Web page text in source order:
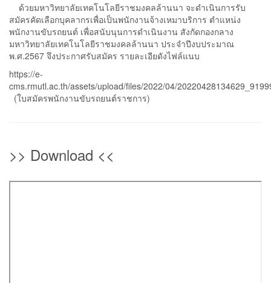
ด้วยมหาวิทยาลัยเทคโนโลยีราชมงคลล้านนา จะดำเนินการรับ
สมัครคัดเลือกบุคลากรเพื่อเป็นพนักงานจ้างเหมาบริการ ตำแหน่ง
พนักงานขับรถยนต์ เพื่อสนับนุนการดำเนินงาน สังกัดกองกลาง
มหาวิทยาลัยเทคโนโลยีราชมงคลล้านนา ประจำปีงบประมาณ
พ.ศ.2567 จึงประกาศรับสมัคร รายละเอียดังไฟล์แนบ
https://e-
cms.rmutl.ac.th/assets/upload/files/2022/04/
(ใบสมัครพนักงานขับรถยนต์ราชการ)
>> Download <<